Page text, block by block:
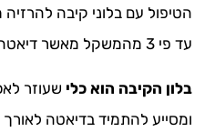
הטיפול עם בלוני קיבה
עד פי 3 מהמשקל מאשר דיאטה ופעילות גופנית בלבד!
בלון הקיבה הוא כלי שעוזר
ומסייע להתמיד בדיאטה לאורך